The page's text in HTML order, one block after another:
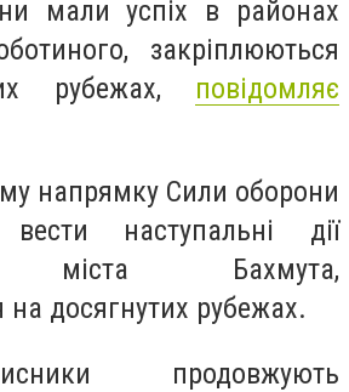
мали успіх в районах
закріплюються
рубежах, повідомляє
напрямку Сили оборони
наступальні дії
міста Бахмута,
на досягнутих рубежах.
продовжують